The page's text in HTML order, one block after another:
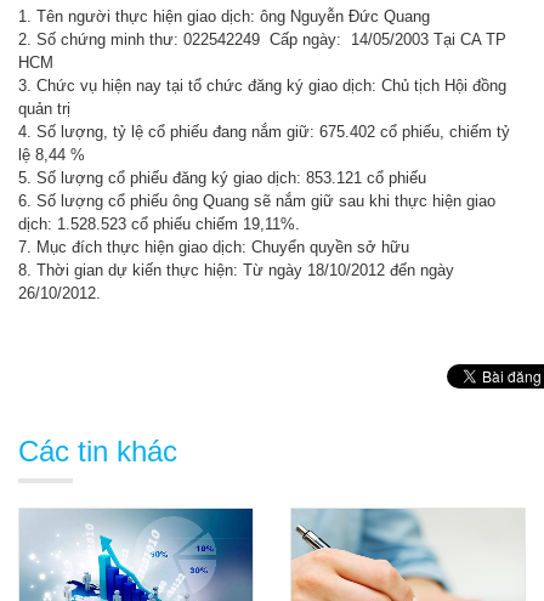
1. Tên người thực hiện giao dịch: ông Nguyễn Đức Quang
2. Số chứng minh thư: 022542249 Cấp ngày: 14/05/2003 Tại CA TP
HCM
3. Chức vụ hiện nay tại tổ chức đăng ký giao dịch: Chủ tịch Hội đồng
quản trị
4. Số lượng, tỷ lệ cổ phiếu đang nắm giữ: 675.402 cổ phiếu, chiếm tỷ
lệ 8,44 %
5. Số lượng cổ phiếu đăng ký giao dịch: 853.121 cổ phiếu
6. Số lượng cổ phiếu ông Quang sẽ nắm giữ sau khi thực hiện giao
dịch: 1.528.523 cổ phiếu chiếm 19,11%.
7. Mục đích thực hiện giao dịch: Chuyển quyền sở hữu
8. Thời gian dự kiến thực hiện: Từ ngày 18/10/2012 đến ngày
26/10/2012.
Các tin khác